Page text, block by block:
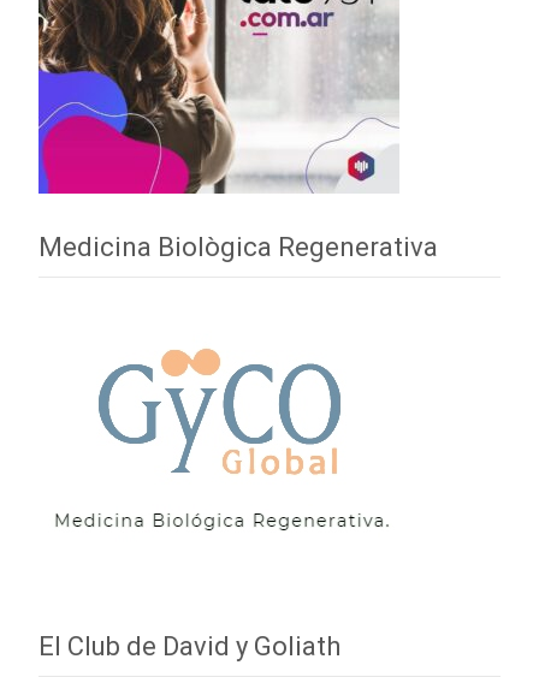
Medicina Biològica Regenerativa
El Club de David y Goliath